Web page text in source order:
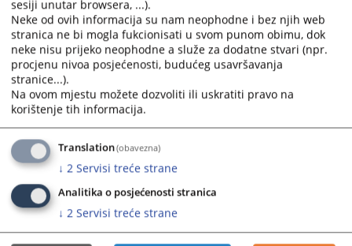
Delegacija Evropske komisije u BiH
www.delbih.cec.eu.int
Komisija za imovinske zahtjeve raseljenih lica i
izbjeglica (CRPC)
www.crpc.org.ba
UNHCR BiH
www.unhcr.ba
Dom za ljudska prava za BiH
www.hrc.ba
ADVOKATSKE KOMORE
Advokatska komora Federacije Bosna i Hercegovine
sesiji unutar browsera, ...).
Neke od ovih informacija su nam neophodne i bez njih web
stranica ne bi mogla fukcionisati u svom punom obimu, dok
neke nisu prijeko neophodne a služe za dodatne stvari (npr.
procjenu nivoa posjećenosti, budućeg usavršavanja
stranice...).
Na ovom mjestu možete dozvoliti ili uskratiti pravo na
korištenje tih informacija.
Translation(obavezna)
↓ 2 Servisi treće strane
Analitika o posjećenosti stranica
↓ 2 Servisi treće strane